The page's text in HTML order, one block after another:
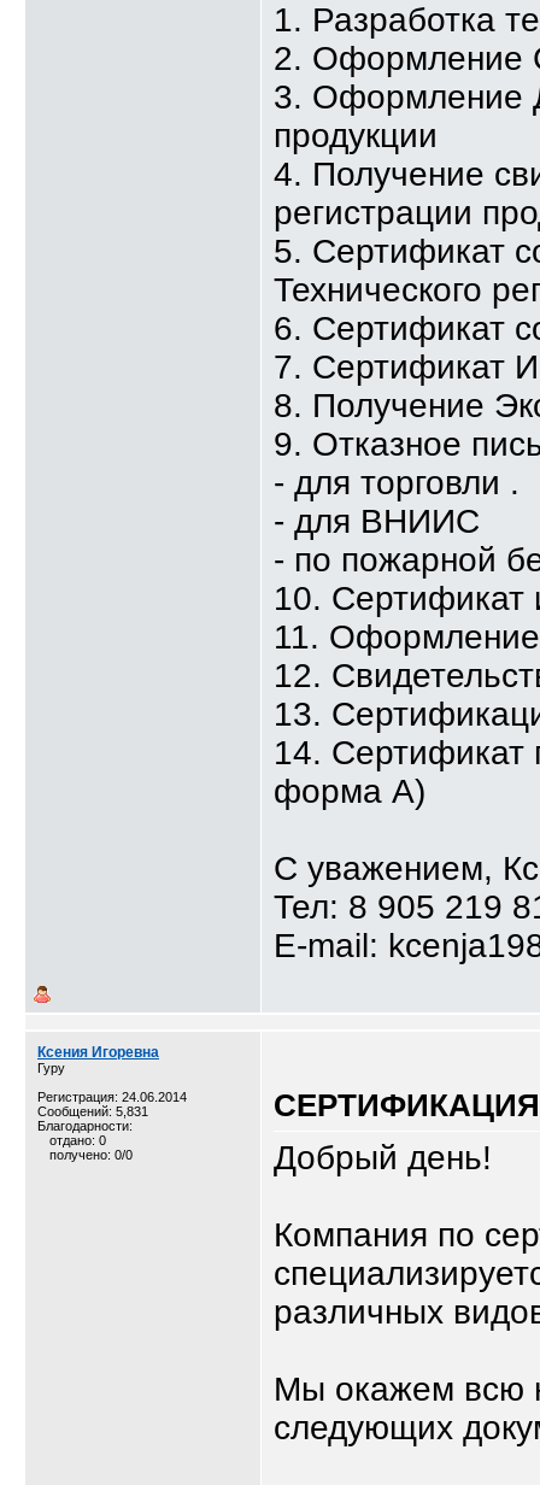
1. Разработка
2. Оформление
3. Оформление
продукции
4. Получение
регистрации
5. Сертификат
Технического
6. Сертификат
7. Сертификат
8. Получение
9. Отказное
- для торговли .
- для ВНИИС
- по пожарной
10. Сертификат
11.
12.
13.
14. Сертификат
форма А)
С уважением,
Тел: 8 905 219
E-mail:
Ксения Игоревна
Гуру
Регистрация: 24.06.2014
Сообщений: 5,831
Благодарности:
отдано: 0
получено: 0/0
Добрый день!
Компания по
различных
Мы окажем всю
следующих